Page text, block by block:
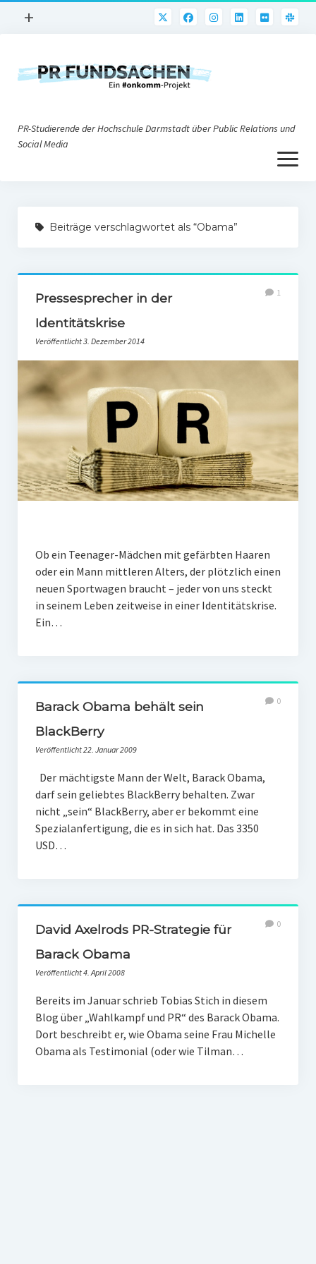
Menü
+
PR@h_da
Nonprofit-PR
Social Media
PR-Theorie
PR-Ethik
PR-Studien
Gesellschaft & Medien
Infografik-Themengarten
Künstliche Intelligenz
Klimaneutrales Tanken
Zukunft der Bildung
PR-Studierende der Hochschule Darmstadt über Public Relations und
Social Media
Menü
öffnen
Impressum
Beiträge verschlagwortet als “Obama”
Pressesprecher in der
Identitätskrise
Veröffentlicht 3. Dezember 2014
1
Ob ein Teenager-Mädchen mit gefärbten Haaren
oder ein Mann mittleren Alters, der plötzlich einen
neuen Sportwagen braucht – jeder von uns steckt
in seinem Leben zeitweise in einer Identitätskrise.
Ein…
Barack Obama behält sein
BlackBerry
Veröffentlicht 22. Januar 2009
0
Der mächtigste Mann der Welt, Barack Obama,
darf sein geliebtes BlackBerry behalten. Zwar
nicht „sein“ BlackBerry, aber er bekommt eine
Spezialanfertigung, die es in sich hat. Das 3350
USD…
David Axelrods PR-Strategie für
Barack Obama
Veröffentlicht 4. April 2008
0
Bereits im Januar schrieb Tobias Stich in diesem
Blog über „Wahlkampf und PR“ des Barack Obama.
Dort beschreibt er, wie Obama seine Frau Michelle
Obama als Testimonial (oder wie Tilman…